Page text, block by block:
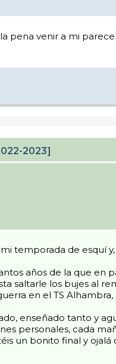
pena venir a mi
2023]
temporada de esquí
años de la que en
saltarle los bujes al
en el TS
enseñado tanto y
personales, cada
un bonito final y